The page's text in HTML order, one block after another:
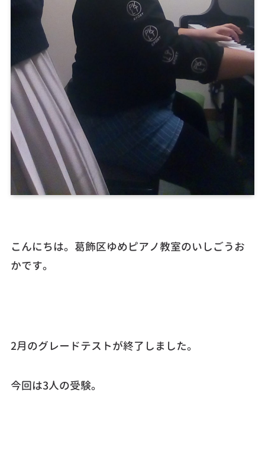
こんにちは。葛飾区ゆめピアノ教室のいしごうお
かです。
2月のグレードテストが終了しました。
今回は3人の受験。